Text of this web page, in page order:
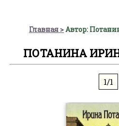
Главная Автор:
ПОТАНИНА
1/1